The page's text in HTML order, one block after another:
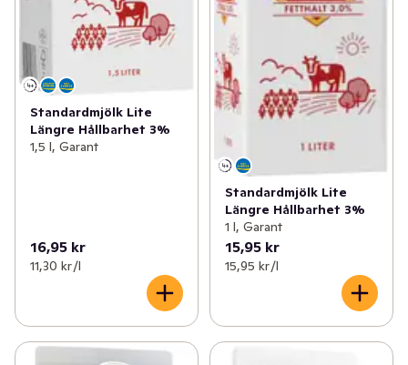
Standardmjölk Lite
Längre Hållbarhet 3%
1,5 l, Garant
16,95 kr
11,30 kr /l
Standardmjölk Lite
Längre Hållbarhet 3%
1 l, Garant
15,95 kr
15,95 kr /l